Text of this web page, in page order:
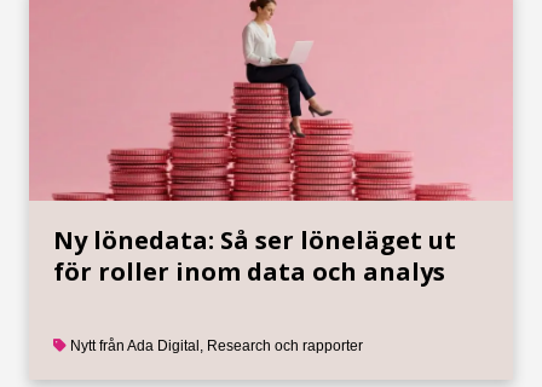
Ny lönedata: Så ser löneläget ut
för roller inom data och analys
Nytt från Ada Digital , Research och rapporter